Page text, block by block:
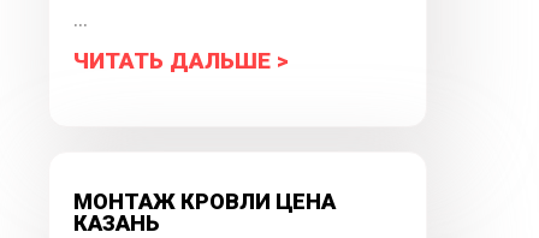
...
ЧИТАТЬ ДАЛЬШЕ >
МОНТАЖ КРОВЛИ ЦЕНА
КАЗАНЬ